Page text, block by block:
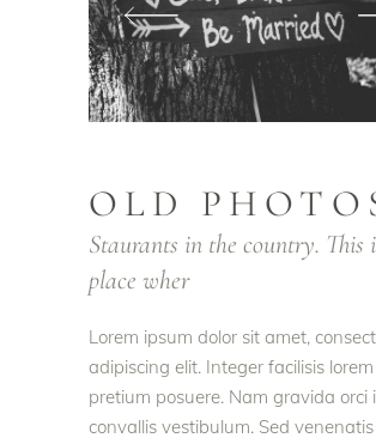
OLD
Staurants in the country. This
place wher
Lorem ipsum dolor sit amet,
adipiscing elit. Integer facilisis
pretium posuere. Nam gravida orci
convallis vestibulum. Sed venenatis